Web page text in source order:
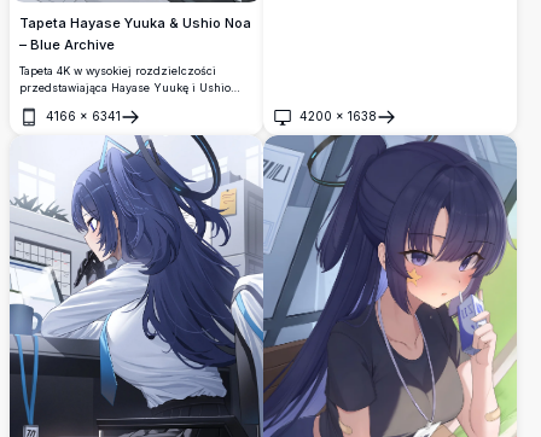
Tapeta Hayase Yuuka & Ushio Noa
– Blue Archive
Tapeta 4K w wysokiej rozdzielczości
przedstawiająca Hayase Yuukę i Ushio
spotkania biurowego, przeglądających
dokumenty i wykresy w żywym stylu
4166 × 6341
Otwórz
4200 × 1638
Otwórz